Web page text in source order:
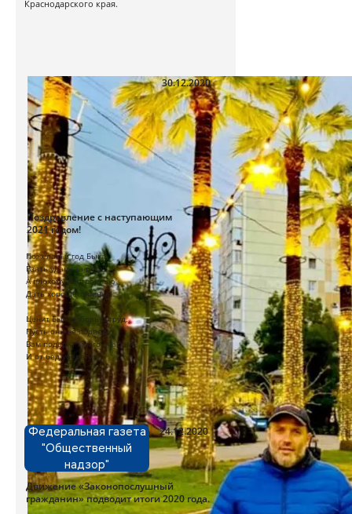
30.12.2020
Поздравление с наступающим
2021 годом!
24.12.2020
Краснодарского края.
Движение «Законопослушный
гражданин» подводит итоги 2020 года.
Федеральная газета
"Общественный
надзор"
Пожелаю в год Быка
Взять удачу за рога,
А плохому настроенью
Дать хорошего пинка!
Ценит Бык любовь и труд,
Пусть они не подведут,
Вам подарят много счастья,
И от бед уберегут!